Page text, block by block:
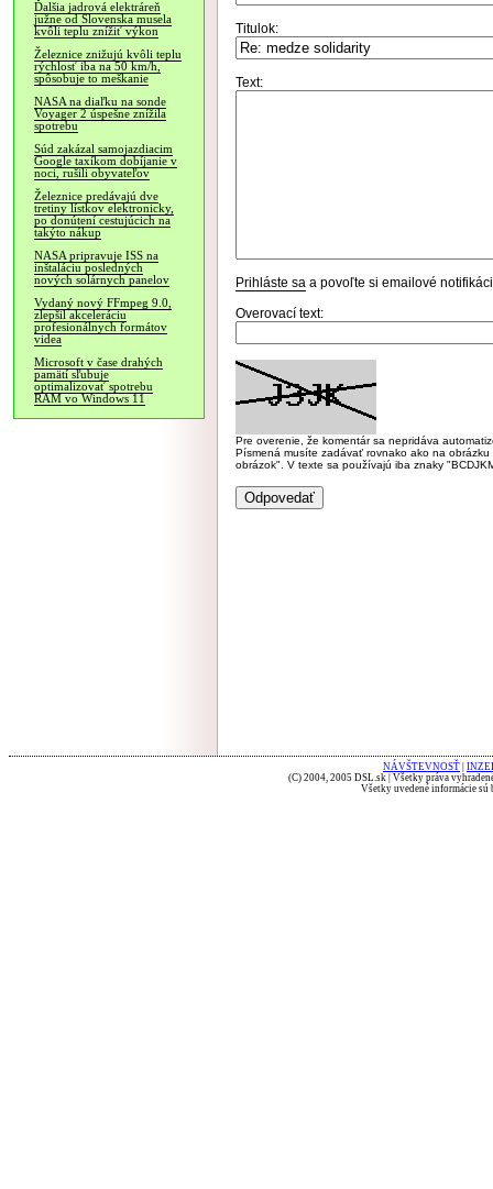
Ďalšia jadrová elektráreň
južne od Slovenska musela
kvôli teplu znížiť výkon
Železnice znižujú kvôli teplu
rýchlosť iba na 50 km/h,
spôsobuje to meškanie
NASA na diaľku na sonde
Voyager 2 úspešne znížila
spotrebu
Súd zakázal samojazdiacim
Google taxíkom dobíjanie v
noci, rušili obyvateľov
Železnice predávajú dve
tretiny lístkov elektronicky,
po donútení cestujúcich na
takýto nákup
NASA pripravuje ISS na
inštaláciu posledných
nových solárnych panelov
Vydaný nový FFmpeg 9.0,
zlepšil akceleráciu
profesionálnych formátov
videa
Microsoft v čase drahých
pamätí sľubuje
optimalizovať spotrebu
RAM vo Windows 11
Titulok:
Text:
Prihláste sa a povoľte si emailové
Overovací text:
Pre overenie, že komentár sa nepridáva
Písmená musíte zadávať rovnako ako na
obrázok". V texte sa používajú iba znaky
NÁVŠTEVNOSŤ
(C) 2004, 2005 DSL.sk | Všetky práva
Všetky uvedené informácie sú